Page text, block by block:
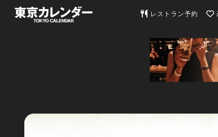
東京カレンダー | 最新
レストラン予約